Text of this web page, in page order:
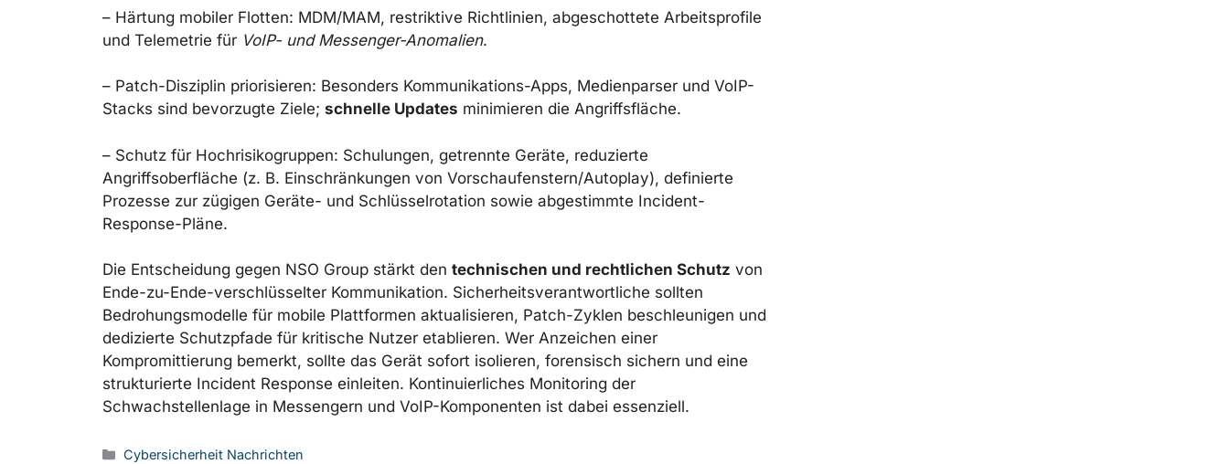
– Härtung mobiler Flotten: MDM/MAM, restriktive Richtlinien, abgeschottete Arbeitsprofile
und Telemetrie für VoIP- und Messenger-Anomalien.
– Patch-Disziplin priorisieren: Besonders Kommunikations-Apps, Medienparser und VoIP-
Stacks sind bevorzugte Ziele; schnelle Updates minimieren die Angriffsfläche.
– Schutz für Hochrisikogruppen: Schulungen, getrennte Geräte, reduzierte
Angriffsoberfläche (z. B. Einschränkungen von Vorschaufenstern/Autoplay), definierte
Prozesse zur zügigen Geräte- und Schlüsselrotation sowie abgestimmte Incident-
Response-Pläne.
Die Entscheidung gegen NSO Group stärkt den technischen und rechtlichen Schutz von
Ende-zu-Ende-verschlüsselter Kommunikation. Sicherheitsverantwortliche sollten
Bedrohungsmodelle für mobile Plattformen aktualisieren, Patch-Zyklen beschleunigen und
dedizierte Schutzpfade für kritische Nutzer etablieren. Wer Anzeichen einer
Kompromittierung bemerkt, sollte das Gerät sofort isolieren, forensisch sichern und eine
strukturierte Incident Response einleiten. Kontinuierliches Monitoring der
Schwachstellenlage in Messengern und VoIP-Komponenten ist dabei essenziell.
Kategorien
Cybersicherheit Nachrichten